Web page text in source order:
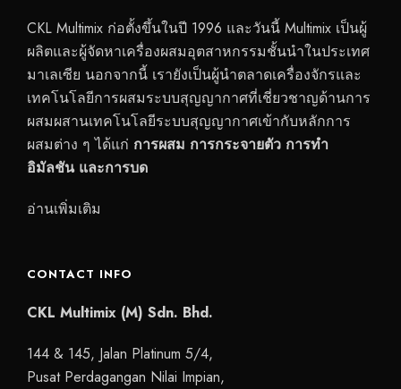
CKL Multimix ก่อตั้งขึ้นในปี 1996 และวันนี้ Multimix เป็นผู้
ผลิตและผู้จัดหาเครื่องผสมอุตสาหกรรมชั้นนำในประเทศ
มาเลเซีย นอกจากนี้ เรายังเป็นผู้นำตลาดเครื่องจักรและ
เทคโนโลยีการผสมระบบสุญญากาศที่เชี่ยวชาญด้านการ
ผสมผสานเทคโนโลยีระบบสุญญากาศเข้ากับหลักการ
ผสมต่าง ๆ ได้แก่ การผสม การกระจายตัว การทำ
อิมัลชัน และการบด
อ่านเพิ่มเติม
CONTACT INFO
CKL Multimix (M) Sdn. Bhd.
144 & 145, Jalan Platinum 5/4,
Pusat Perdagangan Nilai Impian,